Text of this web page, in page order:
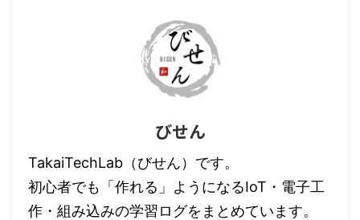
びせん
TakaiTechLab（びせん）です。
初心者でも「作れる」ようになるIoT・電子工
作・組み込みの学習ログをまとめています。